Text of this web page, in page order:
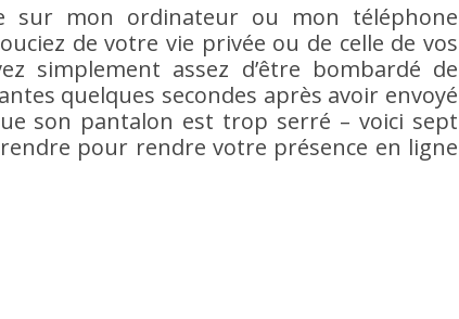
sur mon ordinateur ou mon téléphone
de votre vie privée ou de celle de vos
simplement assez d’être bombardé de
quelques secondes après avoir envoyé
son pantalon est trop serré – voici sept
pour rendre votre présence en ligne